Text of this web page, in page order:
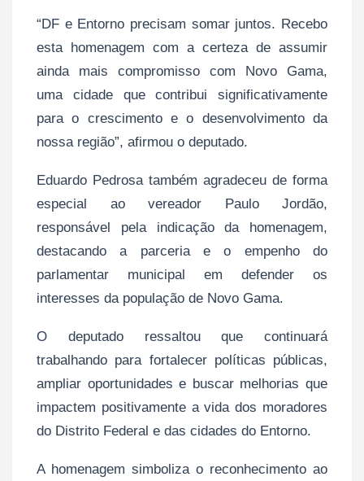
“DF e Entorno precisam somar juntos. Recebo
esta homenagem com a certeza de assumir
ainda mais compromisso com Novo Gama,
uma cidade que contribui significativamente
para o crescimento e o desenvolvimento da
nossa região”, afirmou o deputado.
Eduardo Pedrosa também agradeceu de forma
especial ao vereador Paulo Jordão,
responsável pela indicação da homenagem,
destacando a parceria e o empenho do
parlamentar municipal em defender os
interesses da população de Novo Gama.
O deputado ressaltou que continuará
trabalhando para fortalecer políticas públicas,
ampliar oportunidades e buscar melhorias que
impactem positivamente a vida dos moradores
do Distrito Federal e das cidades do Entorno.
A homenagem simboliza o reconhecimento ao